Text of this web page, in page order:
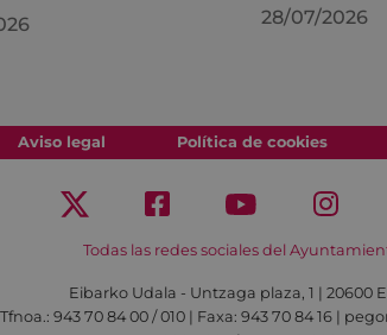
28/07/2026
Aviso legal Política de cookies
Todas las redes sociales del
Eibarko Udala - Untzaga plaza, 1 | 20600
Tfnoa.: 943 70 84 00 / 010 | Faxa: 943 70 84 16 |